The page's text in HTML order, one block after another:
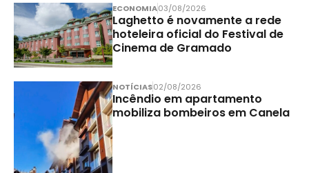
ECONOMIA03/08/2026
Laghetto é novamente a rede
hoteleira oficial do Festival de
Cinema de Gramado
NOTÍCIAS02/08/2026
Incêndio em apartamento
mobiliza bombeiros em Canela